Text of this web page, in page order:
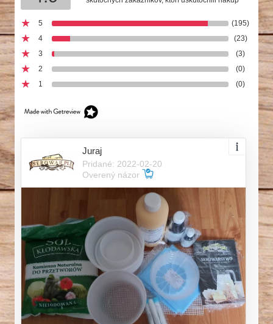
5
(195)
4
(23)
3
(3)
2
(0)
1
(0)
Juraj
Pridané: 2022-02-20
Overený názor